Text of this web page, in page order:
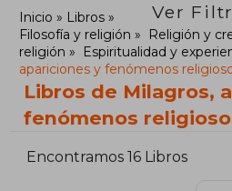
Ver
Inicio
Libros
Filosofía y religión
Religión y
religión
Espiritualidad y
apariciones y fenómenos
Libros de Milagros,
fenómenos
Encontramos 16 Libros